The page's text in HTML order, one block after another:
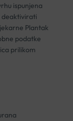
ispunjena
deaktivirati
Plantak
podatke
prilikom